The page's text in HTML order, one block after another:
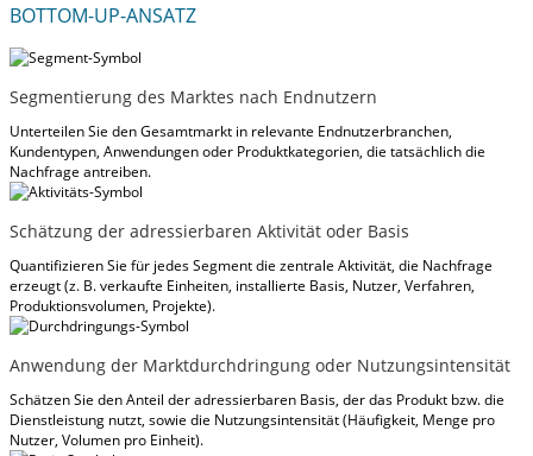
BOTTOM-UP-ANSATZ
Segmentierung des Marktes nach Endnutzern
Unterteilen Sie den Gesamtmarkt in relevante Endnutzerbranchen,
Kundentypen, Anwendungen oder Produktkategorien, die tatsächlich die
Nachfrage antreiben.
Schätzung der adressierbaren Aktivität oder Basis
Quantifizieren Sie für jedes Segment die zentrale Aktivität, die Nachfrage
erzeugt (z. B. verkaufte Einheiten, installierte Basis, Nutzer, Verfahren,
Produktionsvolumen, Projekte).
Anwendung der Marktdurchdringung oder Nutzungsintensität
Schätzen Sie den Anteil der adressierbaren Basis, der das Produkt bzw. die
Dienstleistung nutzt, sowie die Nutzungsintensität (Häufigkeit, Menge pro
Nutzer, Volumen pro Einheit).